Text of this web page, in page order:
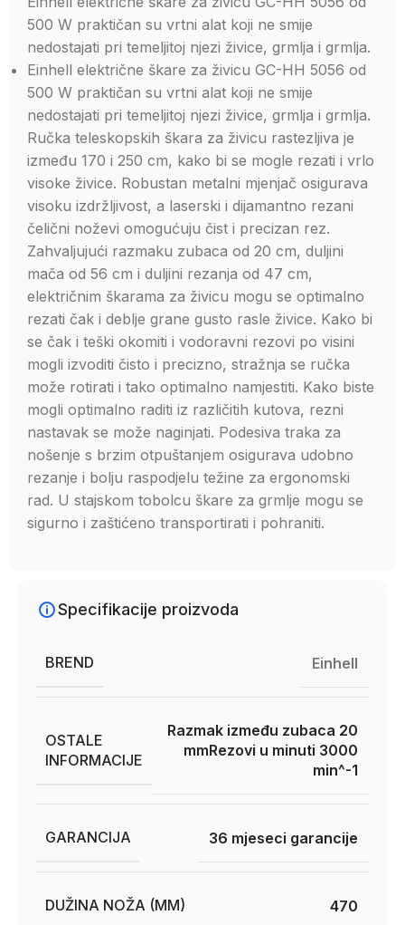
500 W praktičan su vrtni alat koji ne smije
nedostajati pri temeljitoj njezi živice, grmlja i grmlja.
Einhell električne škare za živicu GC-HH 5056 od
500 W praktičan su vrtni alat koji ne smije
nedostajati pri temeljitoj njezi živice, grmlja i grmlja.
Ručka teleskopskih škara za živicu rastezljiva je
između 170 i 250 cm, kako bi se mogle rezati i vrlo
visoke živice. Robustan metalni mjenjač osigurava
visoku izdržljivost, a laserski i dijamantno rezani
čelični noževi omogućuju čist i precizan rez.
Zahvaljujući razmaku zubaca od 20 cm, duljini
mača od 56 cm i duljini rezanja od 47 cm,
električnim škarama za živicu mogu se optimalno
rezati čak i deblje grane gusto rasle živice. Kako bi
se čak i teški okomiti i vodoravni rezovi po visini
mogli izvoditi čisto i precizno, stražnja se ručka
može rotirati i tako optimalno namjestiti. Kako biste
mogli optimalno raditi iz različitih kutova, rezni
nastavak se može naginjati. Podesiva traka za
nošenje s brzim otpuštanjem osigurava udobno
rezanje i bolju raspodjelu težine za ergonomski
rad. U stajskom tobolcu škare za grmlje mogu se
sigurno i zaštićeno transportirati i pohraniti.
Specifikacije proizvoda
BREND Einhell
OSTALE
INFORMACIJE
Razmak između zubaca 20
mmRezovi u minuti 3000
min^-1
GARANCIJA 36 mjeseci garancije
DUŽINA NOŽA (MM) 470